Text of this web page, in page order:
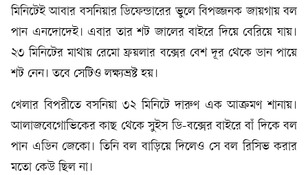
মিনিটেই আবার বসনিয়ার ডিফেন্ডারের ভুলে বিপজ্জনক জায়গায় বল
পান এনদোদেই। এবার তার শট জালের বাইরে দিয়ে বেরিয়ে যায়।
২৩ মিনিটের মাথায় রেমো ফ্রয়লার বক্সের বেশ দূর থেকে ডান পায়ে
শট নেন। তবে সেটিও লক্ষ্যভ্রষ্ট হয়।
খেলার বিপরীতে বসনিয়া ৩২ মিনিটে দারুণ এক আক্রমণ শানায়।
আলাজবেগোভিকের কাছ থেকে সুইস ডি-বক্সের বাইরে বাঁ দিকে বল
পান এডিন জেকো। তিনি বল বাড়িয়ে দিলেও সে বল রিসিভ করার
মতো কেউ ছিল না।